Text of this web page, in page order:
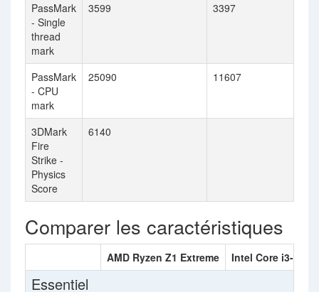
PassMark
- Single
thread
mark
3599 3397
PassMark
- CPU
mark
25090 11607
3DMark
Fire
Strike -
Physics
Score
6140
Comparer les caractéristiques
AMD Ryzen Z1 Extreme Intel Core i3-
Essentiel